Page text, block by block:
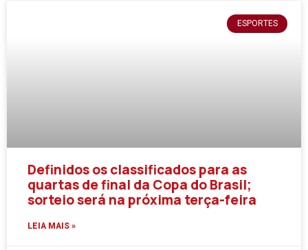
ESPORTES
Definidos os classificados para as
quartas de final da Copa do Brasil;
sorteio será na próxima terça-feira
LEIA MAIS »